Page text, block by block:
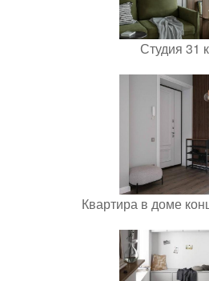
Студия 31
Квартира в доме